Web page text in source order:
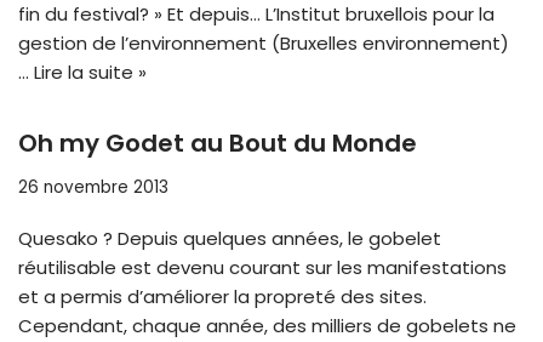
fin du festival? » Et depuis… L’Institut bruxellois pour la
gestion de l’environnement (Bruxelles environnement)
… Lire la suite »
Oh my Godet au Bout du Monde
26 novembre 2013
Quesako ? Depuis quelques années, le gobelet
réutilisable est devenu courant sur les manifestations
et a permis d’améliorer la propreté des sites.
Cependant, chaque année, des milliers de gobelets ne